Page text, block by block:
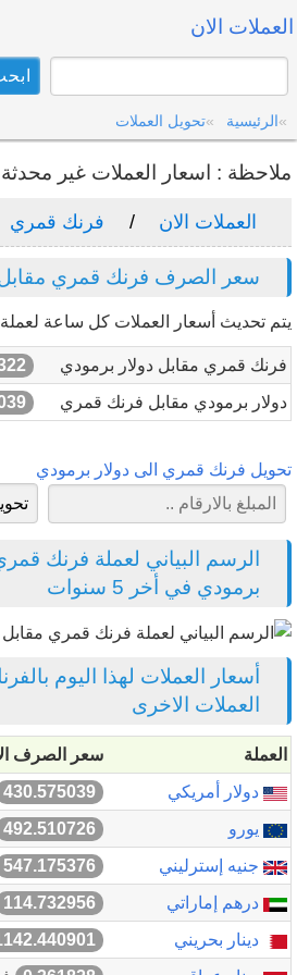
العملات الان
الرئيسية تحويل العملات
ملاحظة : اسعار العملات غير محدثة
العملات الان فرنك قمري
سعر الصرف فرنك قمري مقابل
يتم تحديث أسعار العملات كل ساعة
فرنك قمري مقابل دولار برمودي
دولار برمودي مقابل فرنك قمري
تحويل فرنك قمري الى دولار برمودي
الرسم البياني لعملة فرنك
برمودي في أخر 5 سنوات
أسعار العملات لهذا اليوم
العملات الاخرى
العملة
سعر الصرف
دولار أمريكي
430.575039
يورو
492.510726
جنيه إسترليني
547.175376
درهم إماراتي
114.732956
دينار بحريني